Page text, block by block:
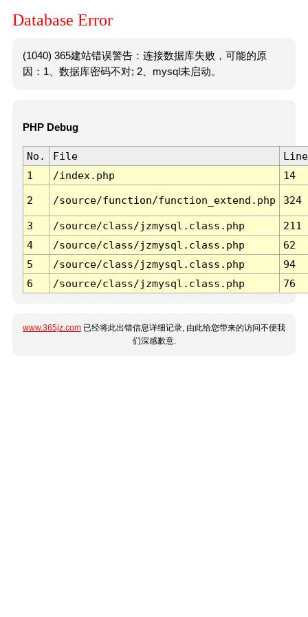
Database Error
(1040) 365建站错误警告：连接数据库失败，可能的原
因：1、数据库密码不对; 2、mysql未启动。
PHP Debug
No. File
Line
1
/index.php 14
2 /source/function/function_extend.php 324
3 /source/class/jzmysql.class.php
211
4
/source/class/jzmysql.class.php
62
5
/source/class/jzmysql.class.php
94
6
/source/class/jzmysql.class.php 76
www.365jz.com 已经将此出错信息详细记录, 由此给您带来的访问不便我
们深感歉意.